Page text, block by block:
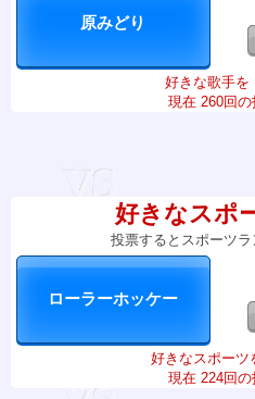
好きな歌手を
現在 260回の
好きなスポ
投票するとスポーツラ
好きなスポーツ
現在 224回の